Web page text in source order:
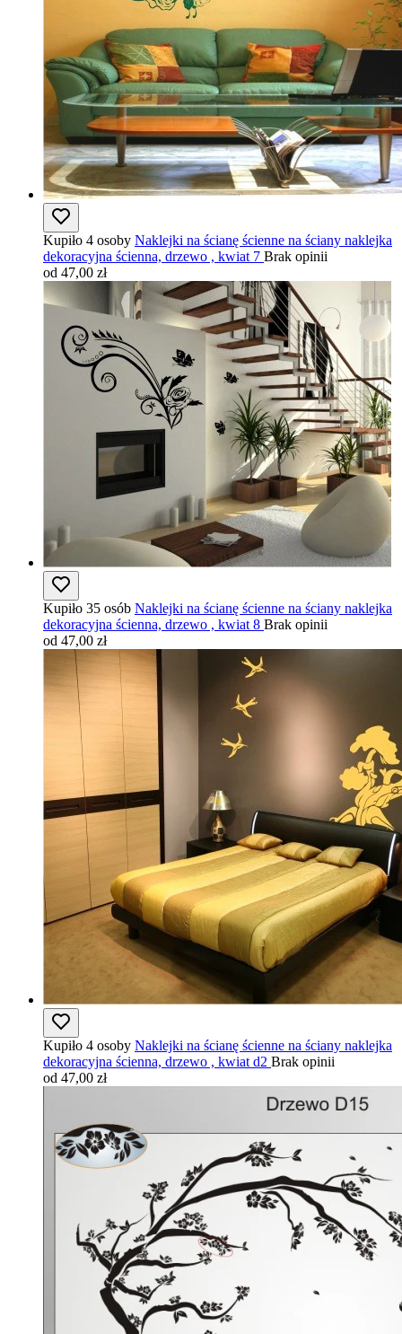
Kupiło 4 osoby Naklejki na ścianę ścienne na ściany naklejka
dekoracyjna ścienna, drzewo , kwiat 7 Brak opinii
od 47,00 zł
Kupiło 35 osób Naklejki na ścianę ścienne na ściany naklejka
dekoracyjna ścienna, drzewo , kwiat 8 Brak opinii
od 47,00 zł
Kupiło 4 osoby Naklejki na ścianę ścienne na ściany naklejka
dekoracyjna ścienna, drzewo , kwiat d2 Brak opinii
od 47,00 zł